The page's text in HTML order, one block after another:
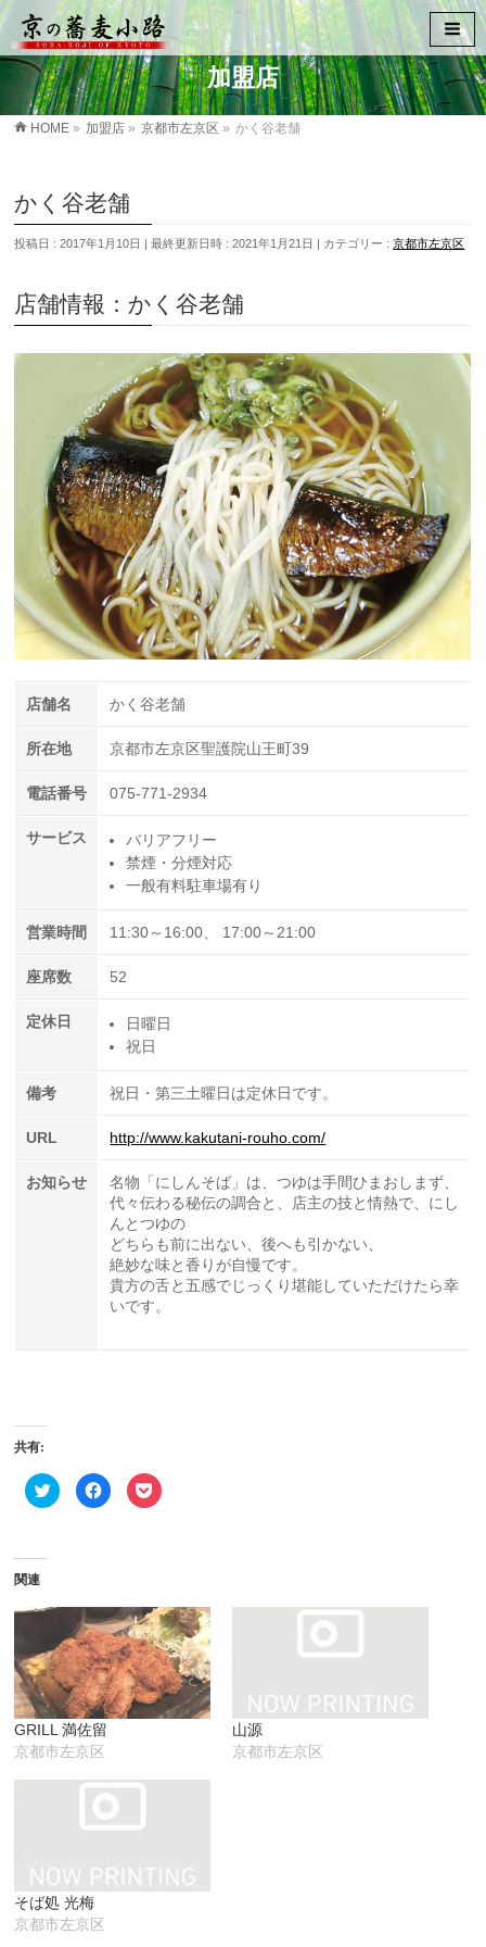
加盟店
HOME » 加盟店 » 京都市左京区 » かく谷老舗
かく谷老舗
投稿日 : 2017年1月10日 最終更新日時 : 2021年1月21日 カテゴリー :京都市左京区
店舗情報：かく谷老舗
店舗名 かく谷老舗
所在地 京都市左京区聖護院山王町39
電話番号 075-771-2934
サービス
バリアフリー
禁煙・分煙対応
一般有料駐車場有り
営業時間 11:30～16:00、 17:00～21:00
座席数 52
定休日
日曜日
祝日
備考 祝日・第三土曜日は定休日です。
URL http://www.kakutani-rouho.com/
お知らせ
名物「にしんそば」は、つゆは手間ひまおしまず、
代々伝わる秘伝の調合と、店主の技と情熱で、にし
んとつゆの
どちらも前に出ない、後へも引かない、
絶妙な味と香りが自慢です。
貴方の舌と五感でじっくり堪能していただけたら幸
いです。
共有:
ク
リ
有
い
ウ
ィ
ン
ド
ウ
で
開
き
ま
Facebook
で
リ
ッ
ク
し
て
く
だ
さ
い
(新
し
い
ウ
ン
ド
ウ
で
ま
す)
ク
リ
ェ
ア
(新
し
い
ウ
ィ
ン
ド
ウ
関連
GRILL 満佐留
京都市左京区
山源
京都市左京区
そば処 光梅
京都市左京区